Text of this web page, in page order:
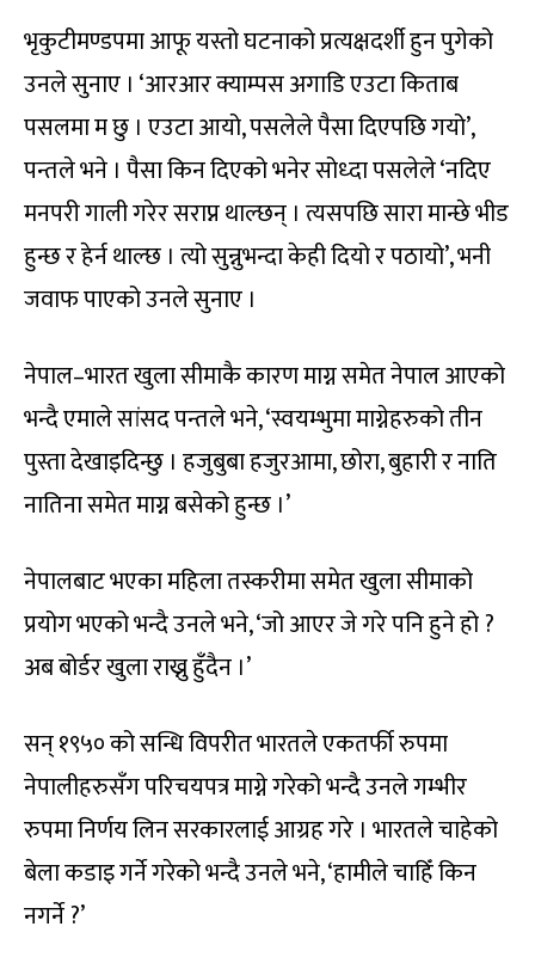
भृकुटीमण्डपमा आफू यस्तो घटनाको प्रत्यक्षदर्शी हुन पुगेको
उनले सुनाए । ‘आरआर क्याम्पस अगाडि एउटा किताब
पसलमा म छु । एउटा आयो, पसलेले पैसा दिएपछि गयो’,
पन्तले भने । पैसा किन दिएको भनेर सोध्दा पसलेले ‘नदिए
मनपरी गाली गरेर सराप्न थाल्छन् । त्यसपछि सारा मान्छे भीड
हुन्छ र हेर्न थाल्छ । त्यो सुन्नुभन्दा केही दियो र पठायो’, भनी
जवाफ पाएको उनले सुनाए ।
नेपाल–भारत खुला सीमाकै कारण माग्न समेत नेपाल आएको
भन्दै एमाले सांसद पन्तले भने, ‘स्वयम्भुमा माग्नेहरुको तीन
पुस्ता देखाइदिन्छु । हजुबुबा हजुरआमा, छोरा, बुहारी र नाति
नातिना समेत माग्न बसेको हुन्छ ।’
नेपालबाट भएका महिला तस्करीमा समेत खुला सीमाको
प्रयोग भएको भन्दै उनले भने, ‘जो आएर जे गरे पनि हुने हो ?
अब बोर्डर खुला राख्नु हुँदैन ।’
सन् १९५० को सन्धि विपरीत भारतले एकतर्फी रुपमा
नेपालीहरुसँग परिचयपत्र माग्ने गरेको भन्दै उनले गम्भीर
रुपमा निर्णय लिन सरकारलाई आग्रह गरे । भारतले चाहेको
बेला कडाइ गर्ने गरेको भन्दै उनले भने, ‘हामीले चाहिँ किन
नगर्ने ?’